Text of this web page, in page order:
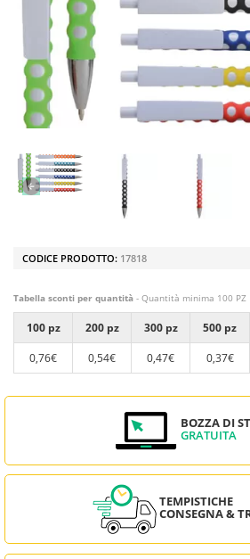
CODICE PRODOTTO: 17818
Tabella sconti per quantità - Quantità minima 100 PZ
100 pz 200 pz 300 pz 500 pz
0,76€
0,54€ 0,47€ 0,37€
BOZZA DI
GRATUITA
TEMPISTICHE
CONSEGNA &